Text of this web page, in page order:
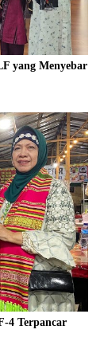
yang Menyebar
4 Terpancar